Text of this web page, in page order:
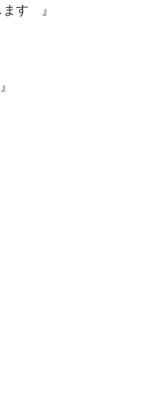
ます 』